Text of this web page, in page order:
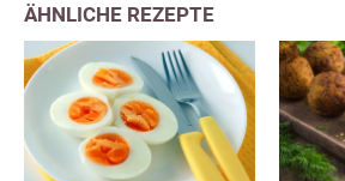
ÄHNLICHE REZEPTE